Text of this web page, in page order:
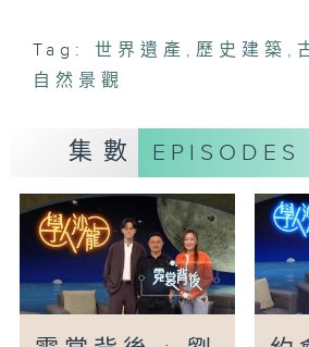
潘浩倫(建築師)
董正綱(建築師)
嘉賓主持：
育及管理講席)
#世界遺產#歷史建築#古
然景觀
Tag: 世界遺產 , 歷史建築 ,
自然景觀
集數 EPISODES